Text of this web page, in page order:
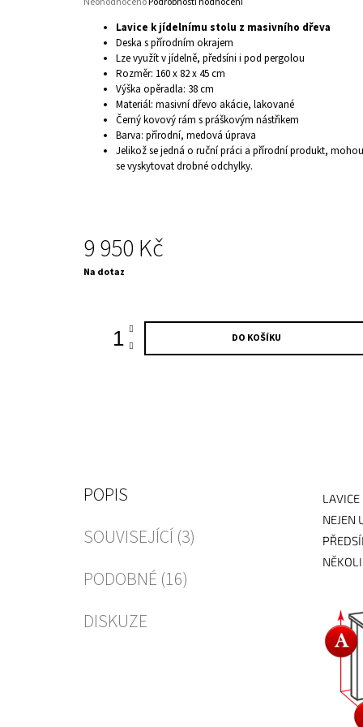
produktu
hvězdiček.
Lavice k jídelnímu stolu z masivního dřeva
Deska s přírodním okrajem
Lze využít v jídelně, předsíni i pod pergolou
Rozměr: 160 x 82 x 45 cm
Výška opěradla: 38 cm
Materiál: masivní dřevo akácie, lakované
Černý kovový rám s práškovým nástřikem
Barva: přírodní, medová úprava
Jelikož se jedná o ruční práci a přírodní produkt, mohou
se vyskytovat drobné odchylky.
9 950 Kč
Měrná
Na dotaz
DO KOŠÍKU
POPIS
SOUVISEJÍCÍ (3)
PODOBNÉ (16)
DISKUZE
NEJEN